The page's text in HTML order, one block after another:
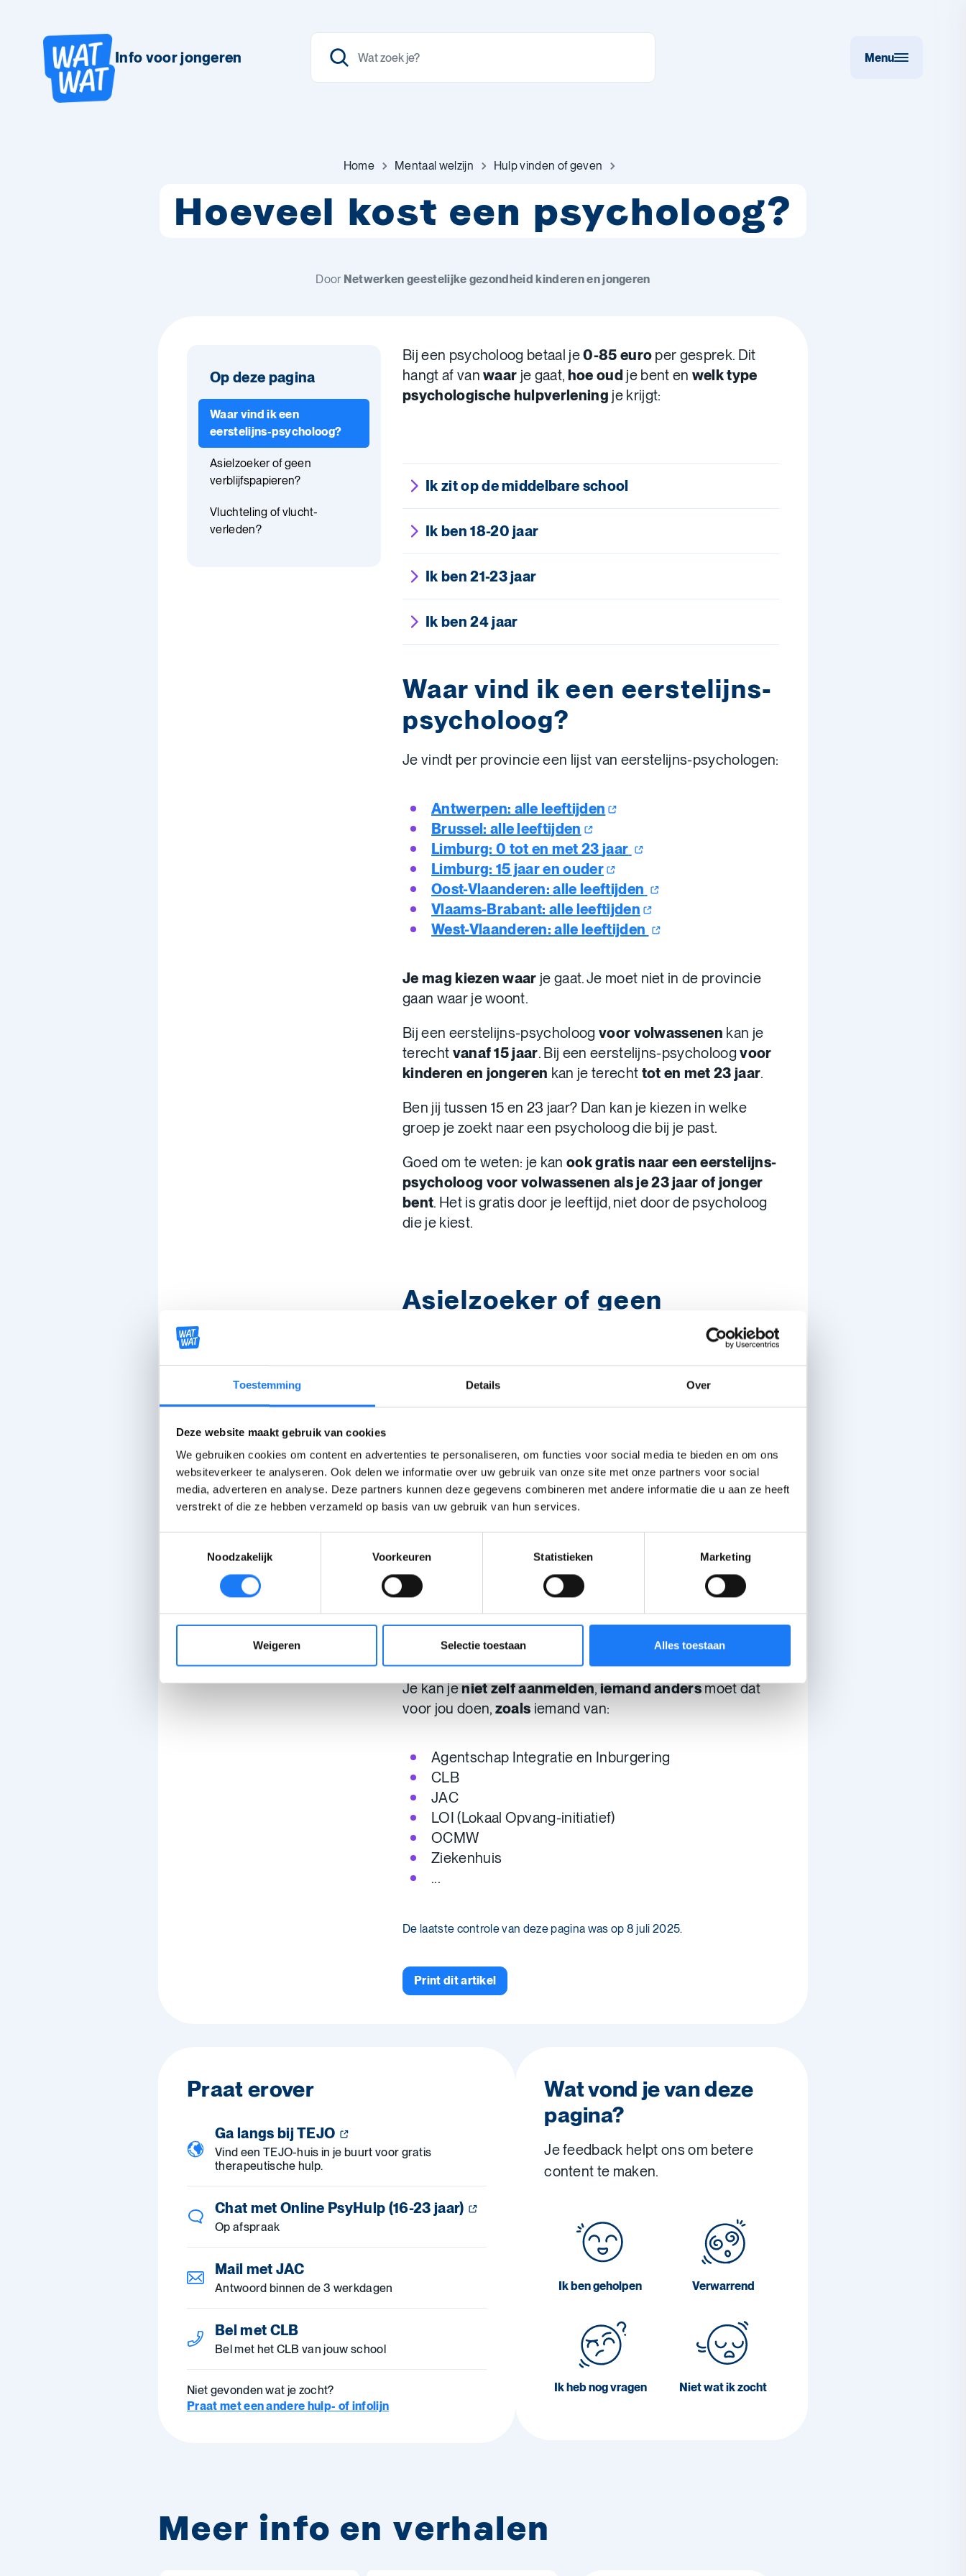
Toestemming Details Over
Deze website maakt gebruik van cookies
We gebruiken cookies om content en advertenties te personaliseren, om functies voor social media te bieden en om ons
websiteverkeer te analyseren. Ook delen we informatie over uw gebruik van onze site met onze partners voor social
media, adverteren en analyse. Deze partners kunnen deze gegevens combineren met andere informatie die u aan ze heeft
verstrekt of die ze hebben verzameld op basis van uw gebruik van hun services.
Noodzakelijk
Voorkeuren Statistieken Marketing
Weigeren Selectie toestaan Alles toestaan
Info voor jongeren Menu
Home Mentaal welzijn Hulp vinden of geven
Hoeveel kost een psycholoog?
Door Netwerken geestelijke gezondheid kinderen en jongeren
Op deze pagina
Waar vind ik een
eerstelijns-psycholoog?
Asielzoeker of geen
verblijfspapieren?
Vluchteling of vlucht-
verleden?
Bij een psycholoog betaal je0-85 euro per gesprek. Dit
hangt af vanwaar je gaat, hoe oudje bent en welk type
psychologische hulpverlening je krijgt:
Ik zit op de middelbare school
Ik ben 18-20 jaar
Ik ben 21-23 jaar
Ik ben 24 jaar
Waar vind ik een eerstelijns-
psycholoog?
Je vindt per provincie een lijst van eerstelijns-psychologen:
Antwerpen: alle leeftijden
Brussel: alle leeftijden
Limburg: 0 tot en met 23jaar
Limburg: 15 jaar en ouder
Oost-Vlaanderen:alleleeftijden
Vlaams-Brabant: alle leeftijden
West-Vlaanderen: alle leeftijden
Je mag kiezen waar je gaat. Je moet niet in de provincie
gaan waar je woont.
Bij een eerstelijns-psycholoog voor volwassenen kan je
terecht vanaf 15 jaar. Bij een eerstelijns-psycholoogvoor
kinderen en jongeren kan je terecht tot en met 23 jaar.
Ben jij tussen 15 en 23 jaar? Dan kan je kiezen in welke
groep je zoekt naar een psycholoog die bij je past.
Goed om te weten: je kan ook gratis naar een eerstelijns-
psycholoog voor volwassenen als je 23 jaar of jonger
bent. Het is gratis door je leeftijd, niet door de psycholoog
die je kiest.
Asielzoeker of geen
Ben je asielzoeker of heb je geen verblijfspapieren? Dan
gratisnaar de
CGG of 'Centrum
voor GeestelijkeGezondheid'
.
als iemand jedoorverwijst, zoals je dokter of iemand van
hetJACof hetCLB.
Vluchteling of vlucht-
verleden?
psycholoog krijgen via
Je kan jeniet zelf aanmelden,iemand andersmoet dat
voor jou doen, zoals iemand van:
Agentschap Integratie en Inburgering
CLB
JAC
LOI (Lokaal Opvang-initiatief)
OCMW
Ziekenhuis
...
De laatste controle van deze pagina was op 8 juli 2025.
Print dit artikel
Praat erover
Ga langs bij TEJO
Vind een TEJO-huis in je buurt voor gratis
therapeutische hulp.
Chat met Online PsyHulp (16-23 jaar)
Op afspraak
Mail met JAC
Antwoord binnen de 3 werkdagen
Bel met CLB
Bel met het CLB van jouw school
Niet gevonden wat je zocht?
Praat met een andere hulp- of infolijn
Wat vond je van deze
pagina?
Je feedback helpt ons om betere
content te maken.
Ik ben geholpen Verwarrend
Ik heb nog vragen Niet wat ik zocht
Meer info en verhalen